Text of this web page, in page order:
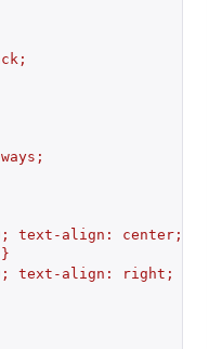
text-align: center; }
text-align: right; }